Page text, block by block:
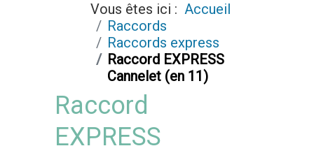
Vous êtes ici : Accueil
Raccords
Raccords express
Raccord EXPRESS
Cannelet (en 11)
Raccord
EXPRESS